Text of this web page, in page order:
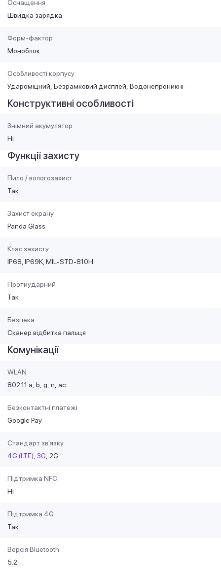
Оснащення
Швидка зарядка
Форм-фактор
Моноблок
Особливості корпусу
Удароміцний Безрамковий дисплей Водонепроникні
Конструктивні особливості
Знімний акумулятор
Ні
Функції захисту
Пило / вологозахист
Так
Захист екрану
Panda Glass
Клас захисту
IP68, IP69K, MIL-STD-810H
Протиударний
Так
Безпека
Сканер відбитка пальця
Комунікації
WLAN
802.11 a b g n ac
Безконтактні платежі
Google Pay
Стандарт зв'язку
4G (LTE) 3G 2G
Підтримка NFC
Ні
Підтримка 4G
Так
Версія Bluetooth
5.2